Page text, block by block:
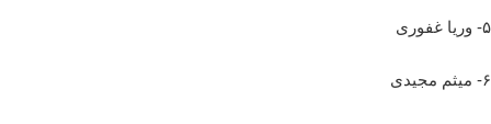
۵- وریا غفوری
۶- میثم مجیدی